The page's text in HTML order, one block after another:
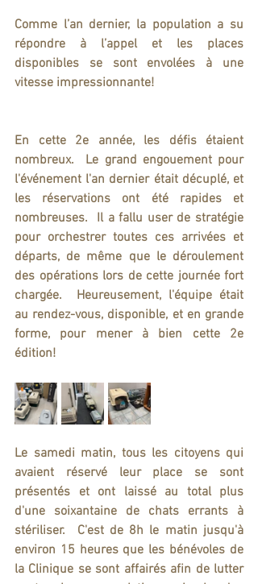
Comme l’an dernier, la population a su
répondre à l’appel et les places
disponibles se sont envolées à une
vitesse impressionnante!
En cette 2e année, les défis étaient
nombreux.  Le grand engouement pour
l'événement l'an dernier était décuplé, et
les réservations ont été rapides et
nombreuses.  Il a fallu user de stratégie
pour orchestrer toutes ces arrivées et
départs, de même que le déroulement
des opérations lors de cette journée fort
chargée.  Heureusement, l'équipe était
au rendez-vous, disponible, et en grande
forme, pour mener à bien cette 2e
édition!
Le samedi matin, tous les citoyens qui
avaient réservé leur place se sont
présentés et ont laissé au total plus
d'une soixantaine de chats errants à
stériliser.  C'est de 8h le matin jusqu'à
environ 15 heures que les bénévoles de
la Clinique se sont affairés afin de lutter